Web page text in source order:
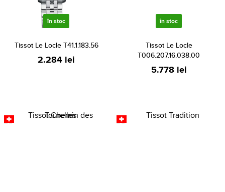
în stoc
Tissot Le Locle T41.1.183.56
2.284 lei
în stoc
Tissot Le Locle
T006.207.16.038.00
5.778 lei